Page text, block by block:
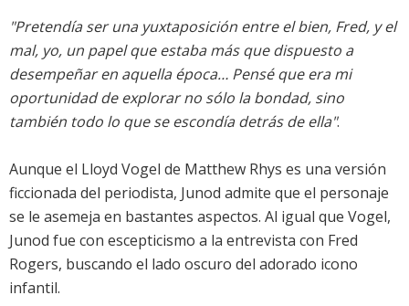
"Pretendía ser una yuxtaposición entre el bien, Fred, y el
mal, yo, un papel que estaba más que dispuesto a
desempeñar en aquella época… Pensé que era mi
oportunidad de explorar no sólo la bondad, sino
también todo lo que se escondía detrás de ella".
Aunque el Lloyd Vogel de Matthew Rhys es una versión
ficcionada del periodista, Junod admite que el personaje
se le asemeja en bastantes aspectos. Al igual que Vogel,
Junod fue con escepticismo a la entrevista con Fred
Rogers, buscando el lado oscuro del adorado icono
infantil.